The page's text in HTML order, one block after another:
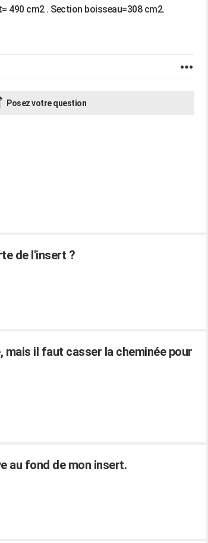
490 cm2 . Section boisseau=308 cm2.
Posez votre question
de l'insert ?
il faut casser la cheminée pour
au fond de mon insert.